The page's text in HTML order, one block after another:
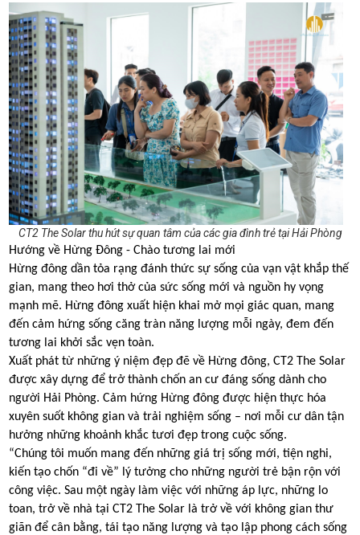
CT2 The Solar thu hút sự quan tâm của các gia đình trẻ tại Hải Phòng
Hướng về Hừng Đông - Chào tương lai mới
Hừng đông dần tỏa rạng đánh thức sự sống của vạn vật khắp thế
gian, mang theo hơi thở của sức sống mới và nguồn hy vọng
mạnh mẽ. Hừng đông xuất hiện khai mở mọi giác quan, mang
đến cảm hứng sống căng tràn năng lượng mỗi ngày, đem đến
tương lai khởi sắc vẹn toàn.
Xuất phát từ những ý niệm đẹp đẽ về Hừng đông, CT2 The Solar
được xây dựng để trở thành chốn an cư đáng sống dành cho
người Hải Phòng. Cảm hứng Hừng đông được hiện thực hóa
xuyên suốt không gian và trải nghiệm sống – nơi mỗi cư dân tận
hưởng những khoảnh khắc tươi đẹp trong cuộc sống.
“Chúng tôi muốn mang đến những giá trị sống mới, tiện nghi,
kiến tạo chốn “đi về” lý tưởng cho những người trẻ bận rộn với
công việc. Sau một ngày làm việc với những áp lực, những lo
toan, trở về nhà tại CT2 The Solar là trở về với không gian thư
giãn để cân bằng, tái tạo năng lượng và tạo lập phong cách sống